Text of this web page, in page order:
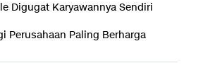
Digugat Karyawannya Sendiri
Perusahaan Paling Berharga